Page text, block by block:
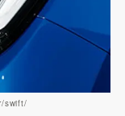
swift/